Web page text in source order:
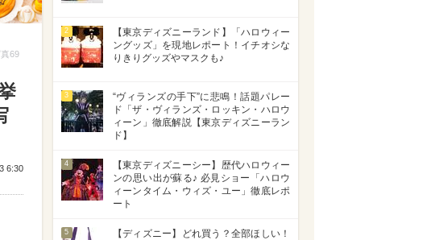
69
6:30
2
【東京ディズニーランド】「ハロウィー
ングッズ」を現地レポート！イチオシな
りきりグッズやマスクも♪
3
“ヴィランズの手下”に悲鳴！話題パレー
ド「ザ・ヴィランズ・ロッキン・ハロウ
ィーン」徹底解説【東京ディズニーラン
ド】
4
【東京ディズニーシー】歴代ハロウィー
ンの思い出が蘇る♪ 必見ショー「ハロウ
ィーンタイム・ウィズ・ユー」徹底レポ
ート
5
【ディズニー】どれ買う？全部ほしい！